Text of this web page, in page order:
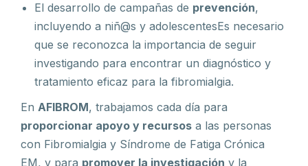
El desarrollo de campañas de prevención,
incluyendo a niñ@s y adolescentesEs necesario
que se reconozca la importancia de seguir
investigando para encontrar un diagnóstico y
tratamiento eficaz para la fibromialgia.
En AFIBROM, trabajamos cada día para
proporcionar apoyo y recursos a las personas
con Fibromialgia y Síndrome de Fatiga Crónica
EM, y para promover la investigación y la